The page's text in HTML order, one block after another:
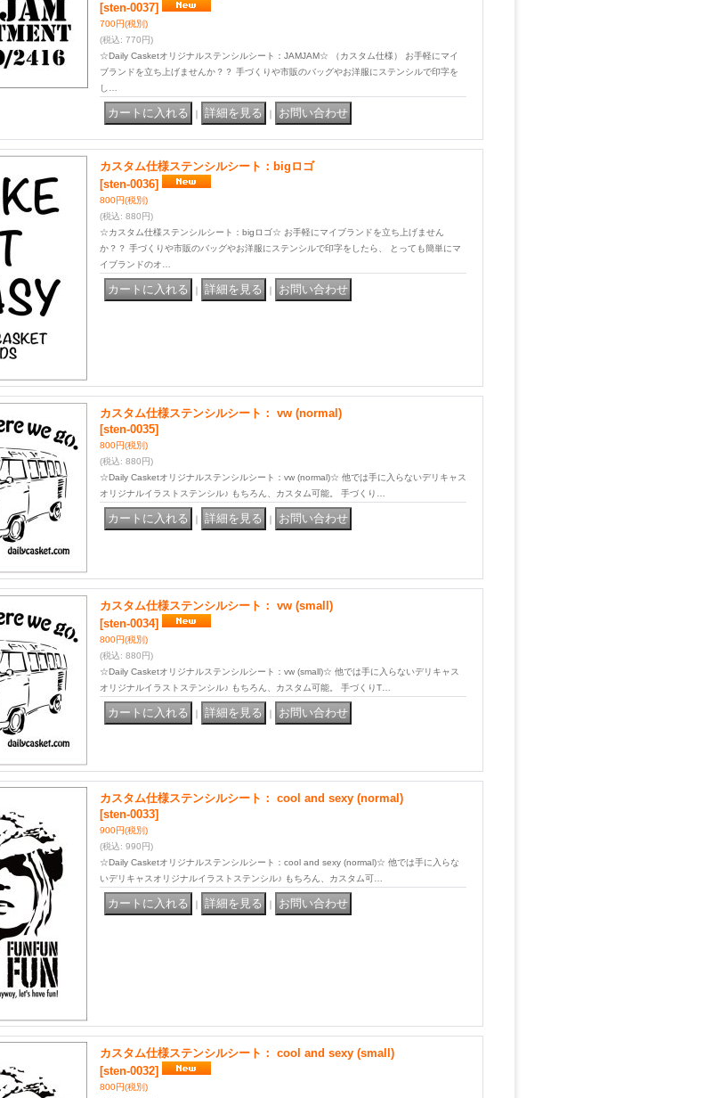
[sten-0037]
700円(税別)
(税込: 770円)
☆Daily Casketオリジナルステンシルシート：JAMJAM☆ （カスタム仕様） お手軽にマイ
ブランドを立ち上げませんか？？ 手づくりや市販のバッグやお洋服にステンシルで印字を
し…
｜ ｜
カスタム仕様ステンシルシート：bigロゴ
[sten-0036]
800円(税別)
(税込: 880円)
☆カスタム仕様ステンシルシート：bigロゴ☆ お手軽にマイブランドを立ち上げません
か？？ 手づくりや市販のバッグやお洋服にステンシルで印字をしたら、 とっても簡単にマ
イブランドのオ…
｜ ｜
カスタム仕様ステンシルシート： vw (normal)
[sten-0035]
800円(税別)
(税込: 880円)
☆Daily Casketオリジナルステンシルシート：vw (normal)☆ 他では手に入らないデリキャス
オリジナルイラストステンシル♪ もちろん、カスタム可能。 手づくり…
｜ ｜
カスタム仕様ステンシルシート： vw (small)
[sten-0034]
800円(税別)
(税込: 880円)
☆Daily Casketオリジナルステンシルシート：vw (small)☆ 他では手に入らないデリキャス
オリジナルイラストステンシル♪ もちろん、カスタム可能。 手づくりT…
｜ ｜
カスタム仕様ステンシルシート： cool and sexy (normal)
[sten-0033]
900円(税別)
(税込: 990円)
☆Daily Casketオリジナルステンシルシート：cool and sexy (normal)☆ 他では手に入らな
いデリキャスオリジナルイラストステンシル♪ もちろん、カスタム可…
｜ ｜
カスタム仕様ステンシルシート： cool and sexy (small)
[sten-0032]
800円(税別)